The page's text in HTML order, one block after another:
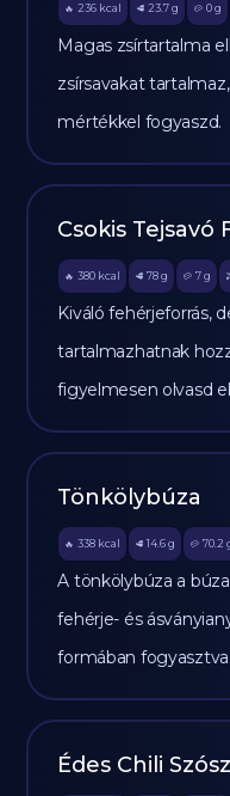
🔥 236 kcal 🥩 23.7 g 🥔 0g
Magas zsírtartalma
zsírsavakat
mértékkel fogyaszd.
Csokis Tejsavó
🔥 380 kcal 🥩 78 g 🥔 7g
Kiváló fehérjeforrás,
tartalmazhatnak
figyelmesen olvasd
Tönkölybúza
🔥 338 kcal 🥩 14.6 g 🥔 70.2
A tönkölybúza a
fehérje- és
formában
Édes Chili Szósz